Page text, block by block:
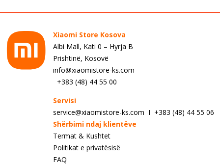
Xiaomi Store Kosova
Albi Mall, Kati 0 – Hyrja B
Prishtinë, Kosovë
info@xiaomistore-ks.com
+383 (48) 44 55 00
Servisi
service@xiaomistore-ks.com I +383 (48) 44 55 06
Shërbimi ndaj klientëve
Termat & Kushtet
Politikat e privatësisë
FAQ